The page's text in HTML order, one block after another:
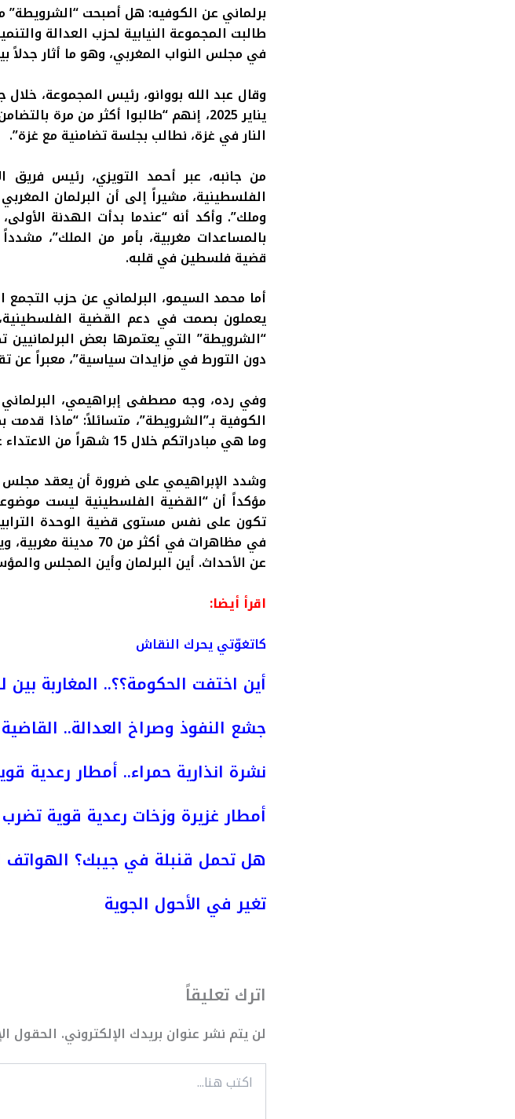
برلماني عن الكوفيه: هل أصبحت “الشرويطة”
طالبت المجموعة النيابية لحزب العدالة
في مجلس النواب المغربي، وهو ما أثار جدلاً
يناير 2025، إنهم “طالبوا أكثر من
النار في غزة، نطالب بجلسة تضامنية مع غزة”.
من جانبه، عبر أحمد التويزي، رئيس فريق
الفلسطينية، مشيراً إلى أن البرلمان
وملك”. وأكد أنه “عندما بدأت الهدنة
بالمساعدات مغربية، بأمر من الملك”،
قضية فلسطين في قلبه.
أما محمد السيمو، البرلماني عن حزب التجمع
يعملون بصمت في دعم القضية الفلسطينية،
“الشرويطة” التي يعتمرها بعض
دون التورط في مزايدات سياسية”، معبراً عن
وفي رده، وجه مصطفى إبراهيمي، البرلماني
الكوفية بـ”الشرويطة”، متسائلاً: “ماذا
وما هي مبادراتكم خلال 15 شهراً من الاعتداء على الشعب الفلسطيني؟”
وشدد الإبراهيمي على ضرورة أن يعقد
مؤكداً أن “القضية الفلسطينية ليست
تكون على نفس مستوى قضية الوحدة
في مظاهرات في أكثر من 70 مدينة
مغربية،
عن الأحداث. أين البرلمان وأين المجلس
اقرأ أيضا:
كاتغوّتي يحرك النقاش
أين اختفت الحكومة؟؟.. المغاربة
جشع النفوذ وصراخ العدالة..
نشرة انذارية حمراء.. أمطار رعدية
أمطار غزيرة وزخات رعدية قوية تضرب
هل تحمل قنبلة في جيبك؟ الهواتف
تغير في الأحول الجوية
اترك تعليقاً
لن يتم نشر عنوان بريدك الإلكتروني. الحقول
اكتب
هنا...